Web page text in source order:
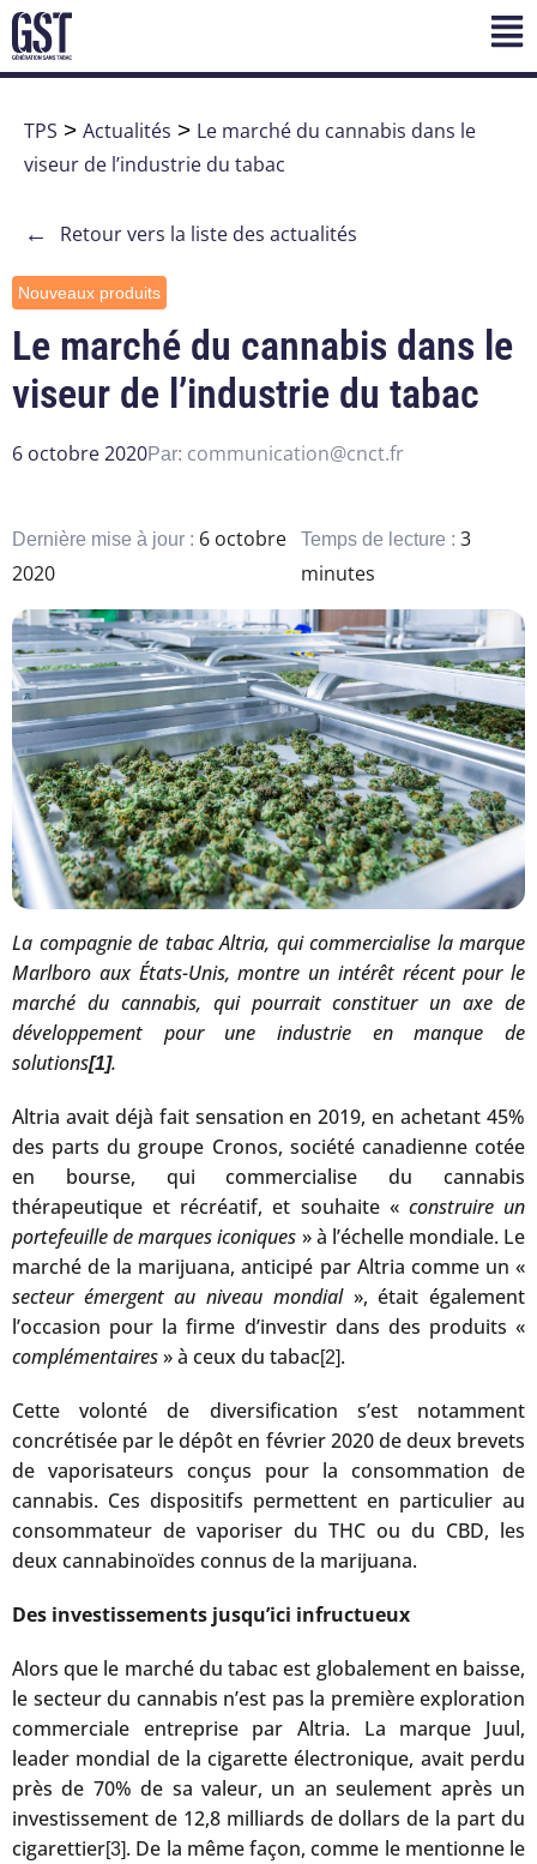
TPS > Actualités > Le marché du cannabis dans le
viseur de l’industrie du tabac
← Retour vers la liste des actualités
Nouveaux produits
Le marché du cannabis dans le
viseur de l’industrie du tabac
6 octobre 2020Par: communication@cnct.fr
Dernière mise à jour : 6 octobre
2020
Temps de lecture :3
minutes
La compagnie de tabac Altria, qui commercialise la marque
Marlboro aux États-Unis, montre un intérêt récent pour le
marché du cannabis, qui pourrait constituer un axe de
développement pour une industrie en manque de
solutions[1].
Altria avait déjà fait sensation en 2019, en achetant 45%
des parts du groupe Cronos, société canadienne cotée
en bourse, qui commercialise du cannabis
thérapeutique et récréatif, et souhaite « construire un
portefeuille de marques iconiques » à l’échelle mondiale. Le
marché de la marijuana, anticipé par Altria comme un «
secteur émergent au niveau mondial», était également
l’occasion pour la firme d’investir dans des produits «
complémentaires» à ceux du tabac[2].
Cette volonté de diversification s’est notamment
concrétisée par le dépôt en février 2020 de deux brevets
de vaporisateurs conçus pour la consommation de
cannabis. Ces dispositifs permettent en particulier au
consommateur de vaporiser du THC ou du CBD, les
deux cannabinoïdes connus de la marijuana.
Des investissements jusqu’ici infructueux
Alors que le marché du tabac est globalement en baisse,
le secteur du cannabis n’est pas la première exploration
commerciale entreprise par Altria. La marque Juul,
leader mondial de la cigarette électronique, avait perdu
près de 70% de sa valeur, un an seulement après un
investissement de 12,8 milliards de dollars de la part du
cigarettier[3]. De la même façon, comme le mentionne le